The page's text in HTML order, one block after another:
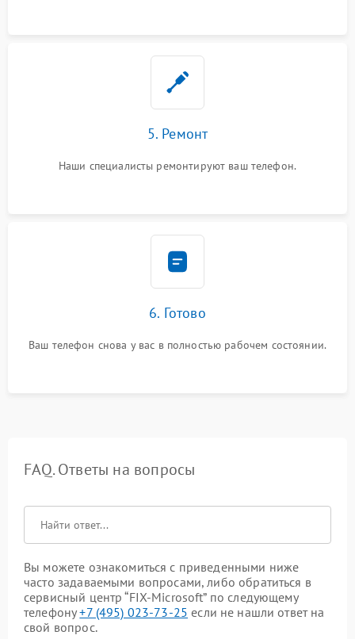
5. Ремонт
Наши специалисты ремонтируют ваш телефон.
6. Готово
Ваш телефон снова у вас в полностью рабочем состоянии.
FAQ. Ответы на вопросы
Вы можете ознакомиться с приведенными ниже
часто задаваемыми вопросами, либо обратиться в
сервисный центр “FIX-Microsoft” по следующему
телефону+7 (495) 023-73-25 если не нашли ответ на
свой вопрос.